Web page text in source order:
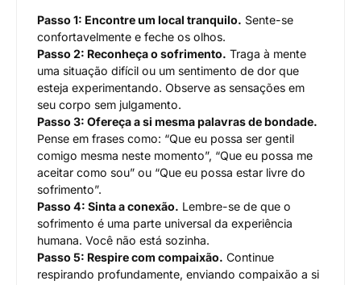
Passo 1: Encontre um local tranquilo. Sente-se
confortavelmente e feche os olhos.
Passo 2: Reconheça o sofrimento. Traga à mente
uma situação difícil ou um sentimento de dor que
esteja experimentando. Observe as sensações em
seu corpo sem julgamento.
Passo 3: Ofereça a si mesma palavras de bondade.
Pense em frases como: “Que eu possa ser gentil
comigo mesma neste momento”, “Que eu possa me
aceitar como sou” ou “Que eu possa estar livre do
sofrimento”.
Passo 4: Sinta a conexão. Lembre-se de que o
sofrimento é uma parte universal da experiência
humana. Você não está sozinha.
Passo 5: Respire com compaixão. Continue
respirando profundamente, enviando compaixão a si